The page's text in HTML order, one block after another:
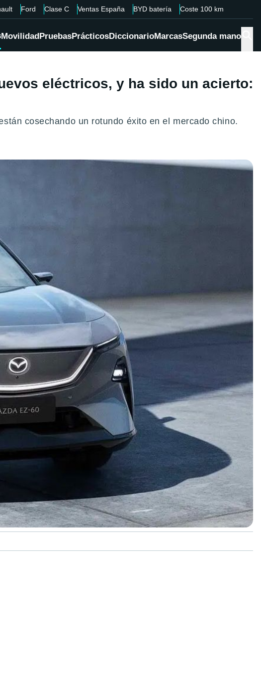
Ford Clase C Ventas España BYD batería Coste 100 km
MovilidadPruebasPrácticosDiccionarioMarcasSegunda mano
eléctricos, y ha sido un acierto:
cosechando un rotundo éxito en el mercado chino.